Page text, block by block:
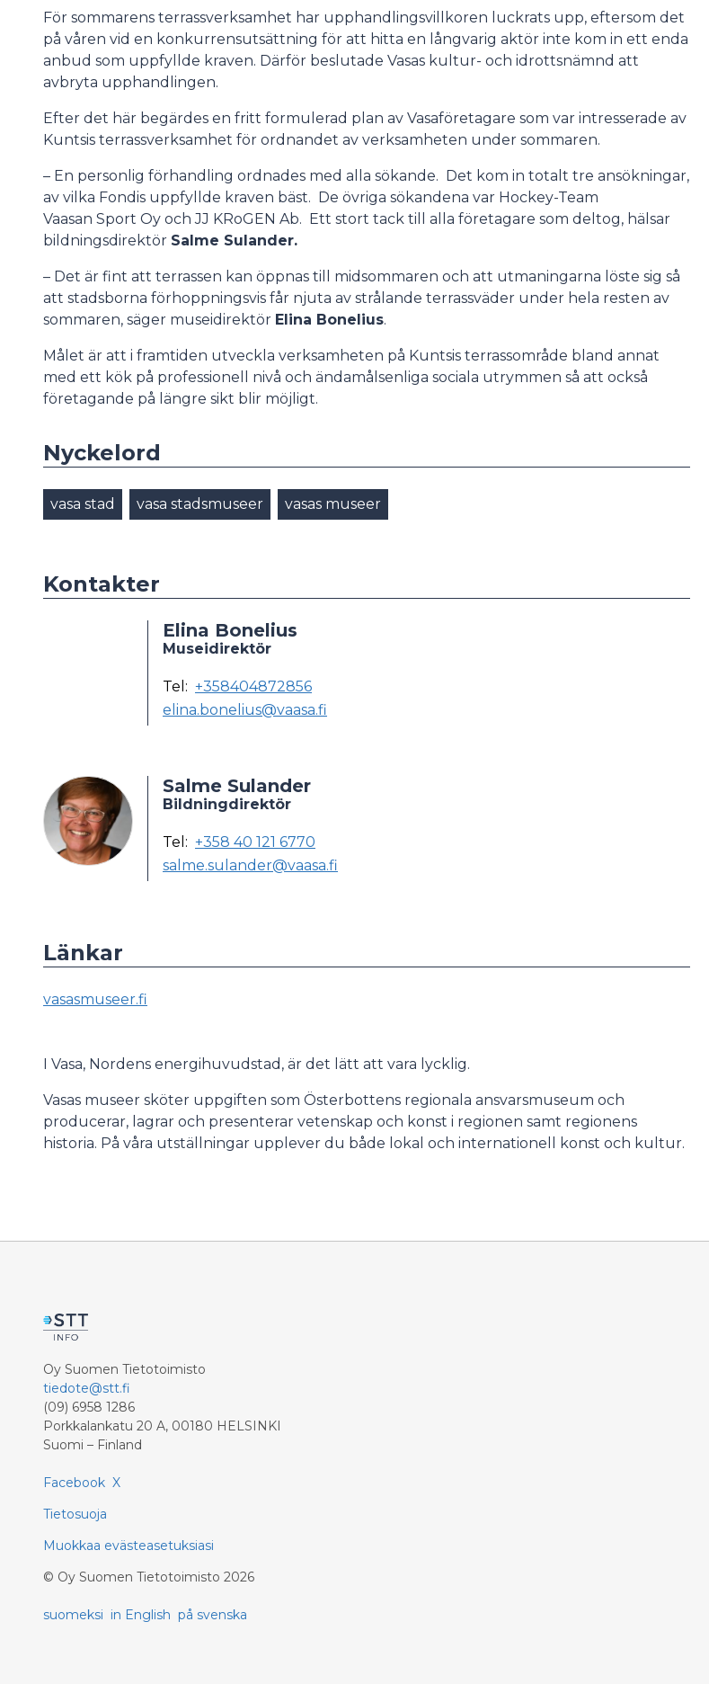
För sommarens terrassverksamhet har upphandlingsvillkoren luckrats upp, eftersom det
på våren vid en konkurrensutsättning för att hitta en långvarig aktör inte kom in ett enda
anbud som uppfyllde kraven. Därför beslutade Vasas kultur- och idrottsnämnd att
avbryta upphandlingen.
Efter det här begärdes en fritt formulerad plan av Vasaföretagare som var intresserade av
Kuntsis terrassverksamhet för ordnandet av verksamheten under sommaren.
– En personlig förhandling ordnades med alla sökande. Det kom in totalt tre ansökningar,
av vilka Fondis uppfyllde kraven bäst. De övriga sökandena var Hockey-Team
Vaasan Sport Oy och JJ KRoGEN Ab. Ett stort tack till alla företagare som deltog, hälsar
bildningsdirektör Salme Sulander.
– Det är fint att terrassen kan öppnas till midsommaren och att utmaningarna löste sig så
att stadsborna förhoppningsvis får njuta av strålande terrassväder under hela resten av
sommaren, säger museidirektör Elina Bonelius.
Målet är att i framtiden utveckla verksamheten på Kuntsis terrassområde bland annat
med ett kök på professionell nivå och ändamålsenliga sociala utrymmen så att också
företagande på längre sikt blir möjligt.
Nyckelord
vasa stad vasa stadsmuseer vasas museer
Kontakter
Elina Bonelius
Museidirektör
Tel: +358404872856
elina.bonelius@vaasa.fi
Salme Sulander
Bildningdirektör
Tel: +358 40 121 6770
salme.sulander@vaasa.fi
Länkar
vasasmuseer.fi
I Vasa, Nordens energihuvudstad, är det lätt att vara lycklig.
Vasas museer sköter uppgiften som Österbottens regionala ansvarsmuseum och
producerar, lagrar och presenterar vetenskap och konst i regionen samt regionens
historia. På våra utställningar upplever du både lokal och internationell konst och kultur.
Oy Suomen Tietotoimisto
tiedote@stt.fi
(09) 6958 1286
Porkkalankatu 20 A, 00180 HELSINKI
Suomi – Finland
Facebook X
Tietosuoja
Muokkaa evästeasetuksiasi
© Oy Suomen Tietotoimisto 2026
suomeksi in English på svenska